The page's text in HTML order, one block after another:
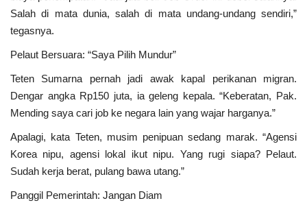
Salah di mata dunia, salah di mata undang-undang sendiri,”
tegasnya.
Pelaut Bersuara: “Saya Pilih Mundur”
Teten Sumarna pernah jadi awak kapal perikanan migran.
Dengar angka Rp150 juta, ia geleng kepala. “Keberatan, Pak.
Mending saya cari job ke negara lain yang wajar harganya.”
Apalagi, kata Teten, musim penipuan sedang marak. “Agensi
Korea nipu, agensi lokal ikut nipu. Yang rugi siapa? Pelaut.
Sudah kerja berat, pulang bawa utang.”
Panggil Pemerintah: Jangan Diam